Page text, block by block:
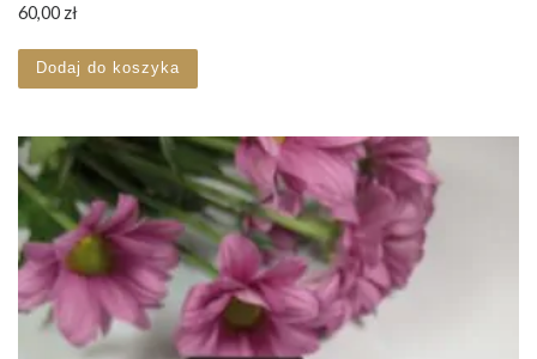
60,00 zł
Dodaj do koszyka